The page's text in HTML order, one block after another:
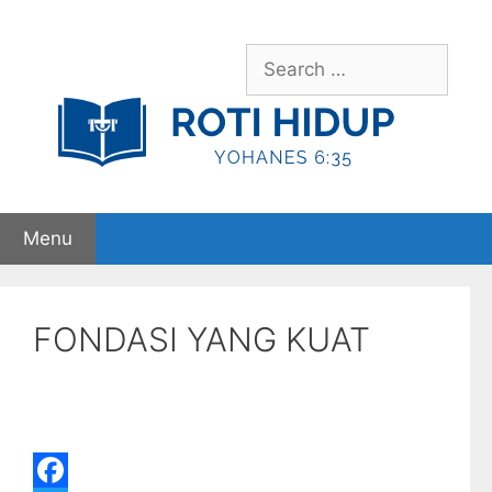
Search
for:
Menu
FONDASI YANG KUAT